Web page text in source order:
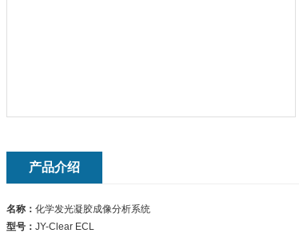
产品介绍
名称： 化学发光凝胶成像分析系统
型号： JY-Clear ECL